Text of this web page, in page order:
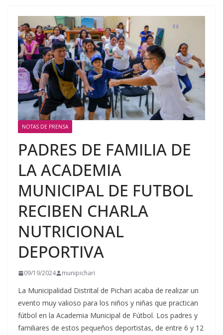
NOTAS DE PRENSA
PADRES DE FAMILIA DE
LA ACADEMIA
MUNICIPAL DE FUTBOL
RECIBEN CHARLA
NUTRICIONAL
DEPORTIVA
09/19/2024 munipichari
La Municipalidad Distrital de Pichari acaba de realizar un
evento muy valioso para los niños y niñas que practican
fútbol en la Academia Municipal de Fútbol. Los padres y
familiares de estos pequeños deportistas, de entre 6 y 12